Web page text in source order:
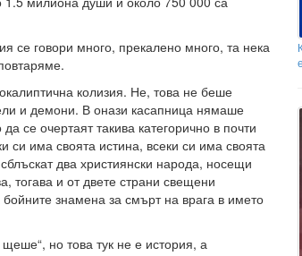
се говори много, прекалено много, та нека
колизия. Не, това не беше
и демони. В онази касапница нямаше
се очертаят такива категорично в почти
си има своята истина, всеки си има своята
два християнски народа, носещи
тогава и от двете страни свещени
знамена за смърт на врага в името
но това тук не е история, а